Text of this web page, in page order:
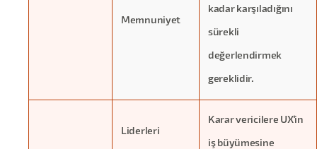
Memnuniyet
kadar karşıladığını
sürekli
değerlendirmek
gereklidir.
Liderleri
Karar vericilere UX'in
iş büyümesine